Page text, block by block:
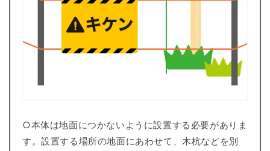
○本体は地面につかないように設置する必要がありま
す。設置する場所の地面にあわせて、木杭などを別